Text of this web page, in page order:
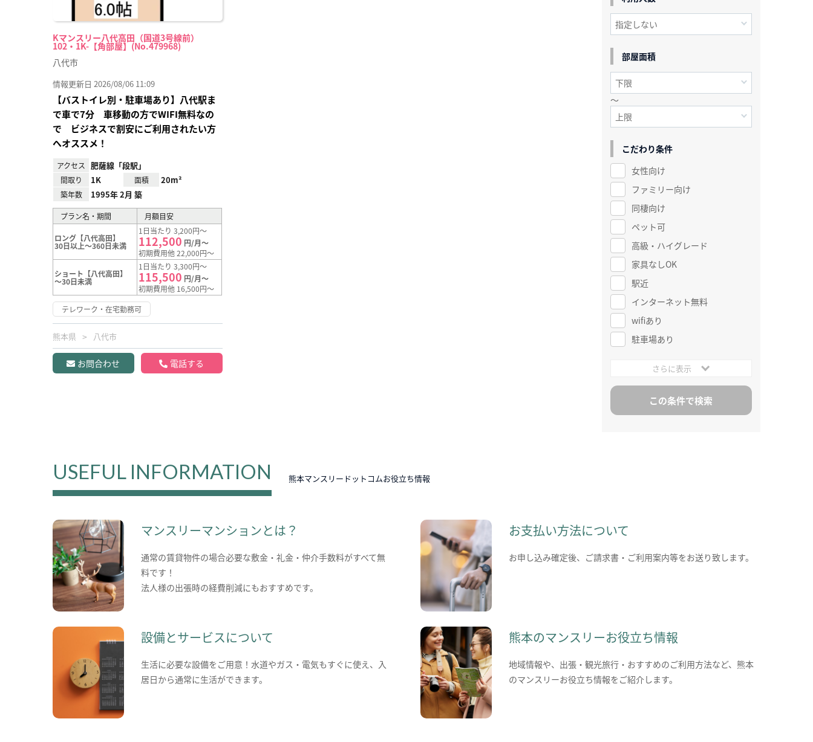
Kマンスリー八代高田（国道3号線前）
102・1K-【角部屋】(No.479968)
八代市
情報更新日 2026/08/06 11:09
【バストイレ別・駐車場あり】八代駅ま
で車で7分 車移動の方でWIFI無料なの
で ビジネスで割安にご利用されたい方
へオススメ！
アクセス 肥薩線「段駅」
間取り 1K 面積 20m²
築年数 1995年 2月 築
プラン名・期間 月額目安
ロング【八代高田】
30日以上～360日未満
1日当たり 3,200円～
112,500 円/月～
初期費用他 22,000円～
ショート【八代高田】
～30日未満
1日当たり 3,300円～
115,500 円/月～
初期費用他 16,500円～
テレワーク・在宅勤務可
熊本県 八代市
お問合わせ 電話する
部屋面積
～
こだわり条件
女性向け
ファミリー向け
同棲向け
ペット可
高級・ハイグレード
家具なしOK
駅近
インターネット無料
wifiあり
駐車場あり
さらに表示
USEFUL INFORMATION 熊本マンスリードットコムお役立ち情報
マンスリーマンションとは？
通常の賃貸物件の場合必要な敷金・礼金・仲介手数料がすべて無
料です！
法人様の出張時の経費削減にもおすすめです。
お支払い方法について
お申し込み確定後、ご請求書・ご利用案内等をお送り致します。
設備とサービスについて
生活に必要な設備をご用意！水道やガス・電気もすぐに使え、入
居日から通常に生活ができます。
熊本のマンスリーお役立ち情報
地域情報や、出張・観光旅行・おすすめのご利用方法など、熊本
のマンスリーお役立ち情報をご紹介します。